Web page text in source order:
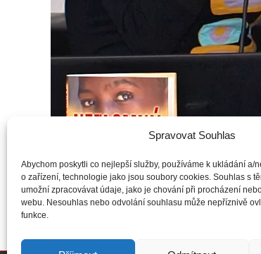
Spravovat Souhlas
Abychom poskytli co nejlepší služby, používáme k ukládání a/
o zařízení, technologie jako jsou soubory cookies. Souhlas s
umožní zpracovávat údaje, jako je chování při procházení
webu. Nesouhlas nebo odvolání souhlasu může nepříznivě
funkce.